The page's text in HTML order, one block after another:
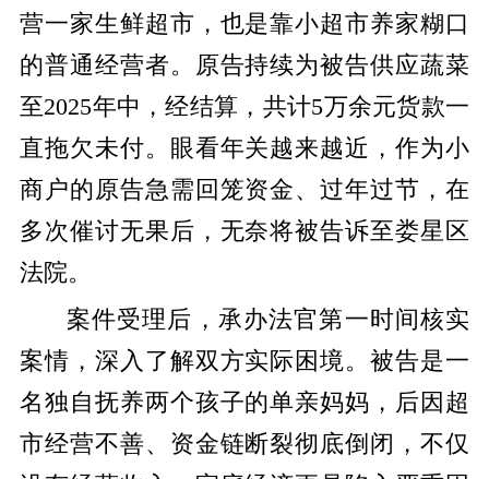
营一家生鲜超市，也是靠小超市养家糊口
的普通经营者。原告持续为被告供应蔬菜
至2025年中，经结算，共计5万余元货款一
直拖欠未付。眼看年关越来越近，作为小
商户的原告急需回笼资金、过年过节，在
多次催讨无果后，无奈将被告诉至娄星区
法院。
案件受理后，承办法官第一时间核实
案情，深入了解双方实际困境。被告是一
名独自抚养两个孩子的单亲妈妈，后因超
市经营不善、资金链断裂彻底倒闭，不仅